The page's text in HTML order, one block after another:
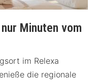
Minuten vom
im Relexa
die regionale